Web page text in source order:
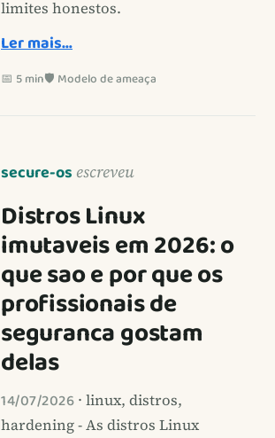
limites honestos.
Ler mais…
📅 5 min🛡️ Modelo de ameaça
secure-os escreveu
Distros Linux
imutaveis em 2026: o
que sao e por que os
profissionais de
seguranca gostam
delas
14/07/2026 · linux, distros,
hardening - As distros Linux